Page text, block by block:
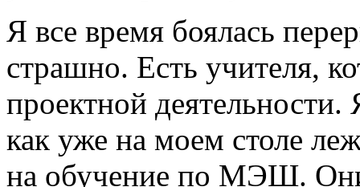
Я все время боялась
страшно. Есть учителя,
проектной деятельности.
как уже на моем столе
на обучение по МЭШ.